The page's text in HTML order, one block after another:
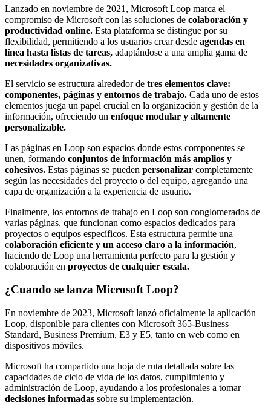
Lanzado en noviembre de 2021, Microsoft Loop marca el
compromiso de Microsoft con las soluciones de colaboración y
productividad online. Esta plataforma se distingue por su
flexibilidad, permitiendo a los usuarios crear desde agendas en
línea hasta listas de tareas, adaptándose a una amplia gama de
necesidades organizativas.
El servicio se estructura alrededor de tres elementos clave:
componentes, páginas y entornos de trabajo. Cada uno de estos
elementos juega un papel crucial en la organización y gestión de la
información, ofreciendo un enfoque modular y altamente
personalizable.
Las páginas en Loop son espacios donde estos componentes se
unen, formando conjuntos de información más amplios y
cohesivos. Estas páginas se pueden personalizar completamente
según las necesidades del proyecto o del equipo, agregando una
capa de organización a la experiencia de usuario.
Finalmente, los entornos de trabajo en Loop son conglomerados de
varias páginas, que funcionan como espacios dedicados para
proyectos o equipos específicos. Esta estructura permite una
colaboración eficiente y un acceso claro a la información,
haciendo de Loop una herramienta perfecto para la gestión y
colaboración en proyectos de cualquier escala.
¿Cuando se lanza Microsoft Loop?
En noviembre de 2023, Microsoft lanzó oficialmente la aplicación
Loop, disponible para clientes con Microsoft 365-Business
Standard, Business Premium, E3 y E5, tanto en web como en
dispositivos móviles.
Microsoft ha compartido una hoja de ruta detallada sobre las
capacidades de ciclo de vida de los datos, cumplimiento y
administración de Loop, ayudando a los profesionales a tomar
decisiones informadas sobre su implementación.